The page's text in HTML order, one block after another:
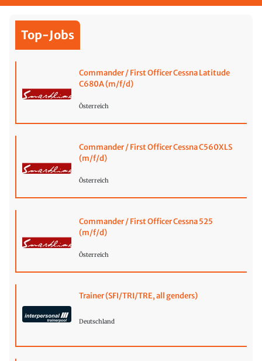
Top-Jobs
Commander / First Officer Cessna Latitude
C680A (m/f/d)
Österreich
Commander / First Officer Cessna C560XLS
(m/f/d)
Österreich
Commander / First Officer Cessna 525
(m/f/d)
Österreich
Trainer (SFI/TRI/TRE, all genders)
Deutschland